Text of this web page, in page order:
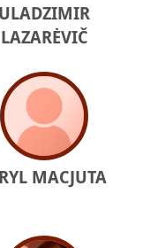
ULADZIMIR
LAZARĖVIČ
MACJUTA